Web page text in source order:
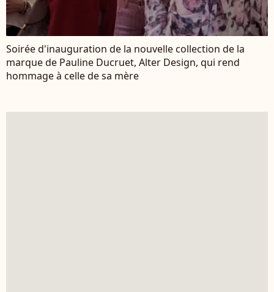
Soirée d'inauguration de la nouvelle collection de la
marque de Pauline Ducruet, Alter Design, qui rend
hommage à celle de sa mère